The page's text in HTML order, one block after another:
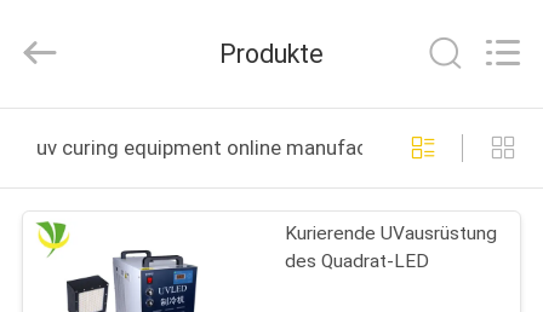
PRODUKTE
ÜBER
Electronics
Rights
Produkte
uv curing equipment online manufacture
Kurierende UVausrüstung
des Quadrat-LED